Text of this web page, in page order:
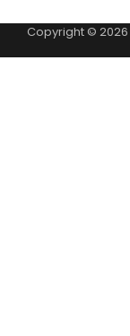
Copyright © 2026